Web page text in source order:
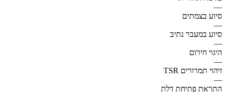
—
סיוע בצמתים
—
סיוע במעבר נתיב
—
היגוי חירום
—
זיהוי תמרורים TSR
—
התראת פתיחת דלת